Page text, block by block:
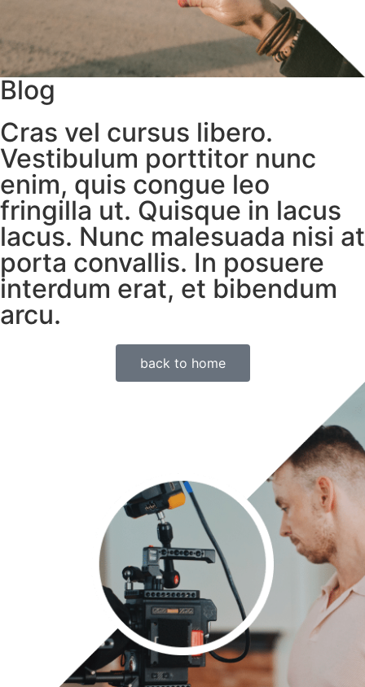
Blog
Cras vel cursus libero.
Vestibulum porttitor nunc
enim, quis congue leo
fringilla ut. Quisque in lacus
lacus. Nunc malesuada nisi at
porta convallis. In posuere
interdum erat, et bibendum
arcu.
back to home